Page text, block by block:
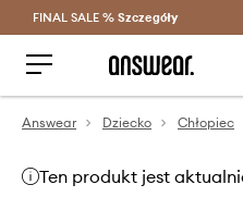
Oszczędzaj z
FINAL SALE % Szczegóły
Answear Dziecko Chłopiec
Ten produkt jest